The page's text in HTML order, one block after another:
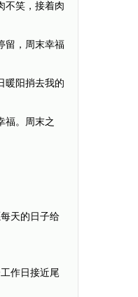
不笑，接着肉
留，周末幸福
暖阳捎去我的
福。周末之
天的日子给
作日接近尾